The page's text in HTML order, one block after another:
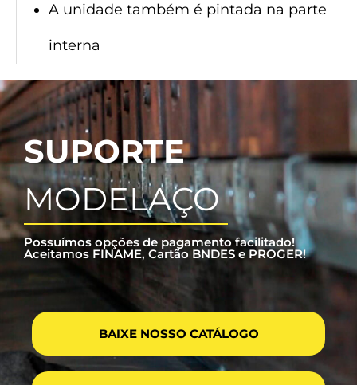
A unidade também é pintada na parte
interna
SUPORTE
MODELAÇO
Possuímos opções de pagamento facilitado!
Aceitamos FINAME, Cartão BNDES e PROGER!
BAIXE NOSSO CATÁLOGO